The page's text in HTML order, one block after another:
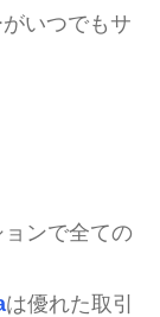
いつでもサ
ンで全ての
は優れた取引